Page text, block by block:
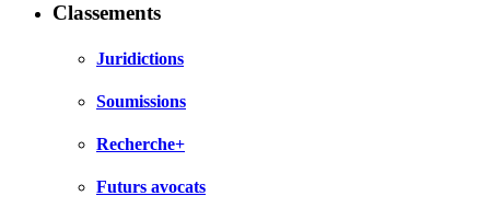
Classements
Juridictions
Soumissions
Recherche+
Futurs avocats